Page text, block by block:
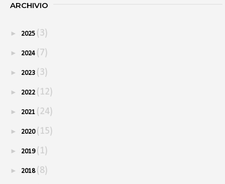
ARCHIVIO
► 2025 (3)
► 2024 (7)
► 2023 (3)
► 2022 (12)
► 2021 (24)
► 2020 (15)
► 2019 (1)
► 2018 (8)